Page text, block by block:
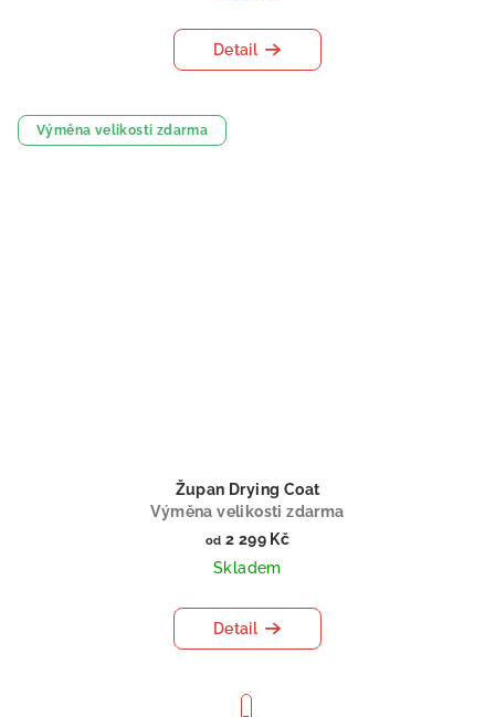
Detail
Výměna velikosti zdarma
Župan Drying Coat
Výměna velikosti zdarma
od 2 299 Kč
Skladem
Detail
S